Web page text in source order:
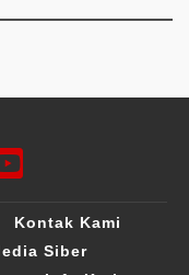
Kontak Kami
Siber